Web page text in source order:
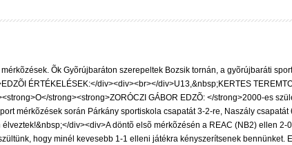
Õk Gyõrújbaráton szerepeltek Bozsik tornán, a gyõrújbaráti
ÉRTÉKELÉSEK:</div><div><br></div>U13,&nbsp;KERTES
strong><strong>ZORÓCZI GÁBOR EDZÕ: </strong>2000-es
mérkõzések során Párkány sportiskola csapatát 3-2-re, Naszály
div><div>A döntõ elsõ mérkõzésén a REAC (NB2) ellen
hogy minél kevesebb 1-1 elleni játékra kényszerítsenek bennünket.